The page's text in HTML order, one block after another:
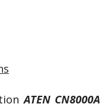
ATEN CN8000A